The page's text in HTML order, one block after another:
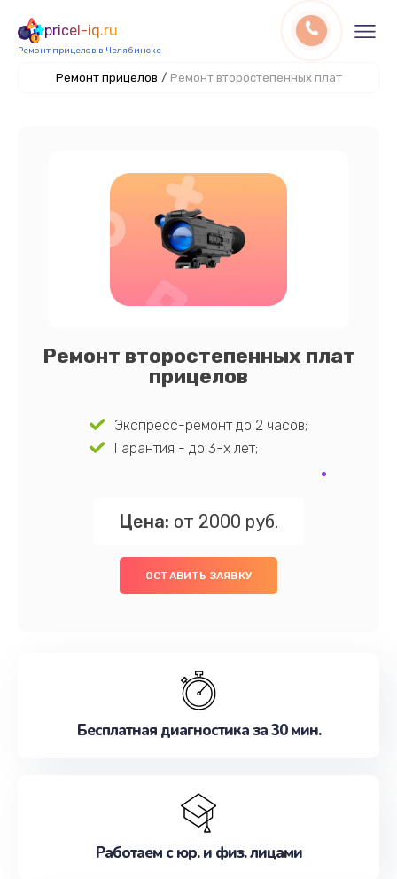
pricel-iq.ru
Ремонт прицелов в Челябинске
Ремонт прицелов / Ремонт второстепенных плат
Ремонт второстепенных плат
прицелов
Экспресс-ремонт до 2 часов;
Гарантия - до 3-х лет;
Цена: от 2000 руб.
ОСТАВИТЬ ЗАЯВКУ
Бесплатная диагностика за 30 мин.
Работаем с юр. и физ. лицами